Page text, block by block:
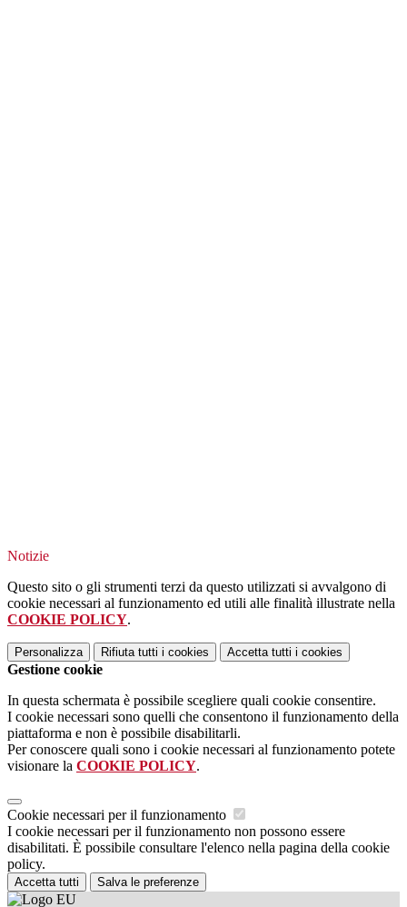
Notizie
Questo sito o gli strumenti terzi da questo utilizzati si avvalgono di
cookie necessari al funzionamento ed utili alle finalità illustrate nella
COOKIE POLICY.
Personalizza Rifiuta tutti i cookies Accetta tutti i cookies
Gestione cookie
In questa schermata è possibile scegliere quali cookie consentire.
I cookie necessari sono quelli che consentono il funzionamento della
piattaforma e non è possibile disabilitarli.
Per conoscere quali sono i cookie necessari al funzionamento potete
visionare la COOKIE POLICY.
Cookie necessari per il funzionamento
I cookie necessari per il funzionamento non possono essere
disabilitati. È possibile consultare l'elenco nella pagina della cookie
policy.
Accetta tutti Salva le preferenze